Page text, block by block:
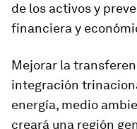
de los activos y
financiera y
Mejorar la
integración
energía, medio
creará una región